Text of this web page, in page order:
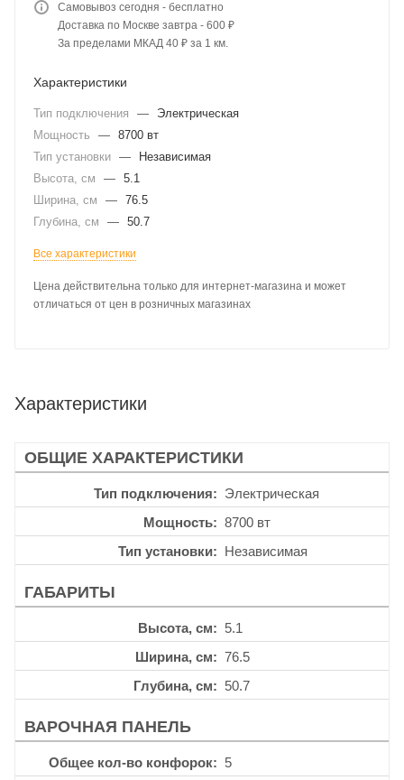
Самовывоз сегодня - бесплатно
Доставка по Москве завтра - 600 ₽
За пределами МКАД 40 ₽ за 1 км.
Характеристики
Тип подключения —
Электрическая
Мощность
— 8700 вт
Тип установки —
Независимая
Высота, см
— 5.1
Ширина, см
— 76.5
Глубина, см
— 50.7
Все характеристики
Цена действительна только для интернет-магазина и может
отличаться от цен в розничных магазинах
Характеристики
ОБЩИЕ ХАРАКТЕРИСТИКИ
Тип подключения
Электрическая
Мощность
8700 вт
Тип установки
Независимая
ГАБАРИТЫ
Высота, см
5.1
Ширина, см
76.5
Глубина, см
50.7
ВАРОЧНАЯ ПАНЕЛЬ
Общее кол-во конфорок
5